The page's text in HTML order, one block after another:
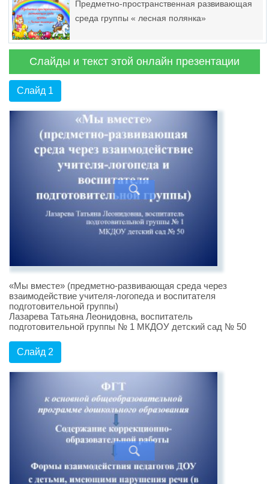
Предметно-пространственная развивающая
среда группы « лесная полянка»
Слайды и текст этой онлайн презентации
Слайд 1
«Мы вместе» (предметно-развивающая среда через
взаимодействие учителя-логопеда и воспитателя
подготовительной группы)
Лазарева Татьяна Леонидовна, воспитатель
подготовительной группы № 1 МКДОУ детский сад № 50
Слайд 2